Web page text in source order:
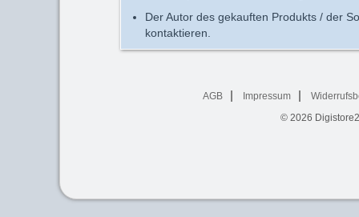
Der Autor des gekauften Produkts / der
kontaktieren.
AGB Impressum
© 2026